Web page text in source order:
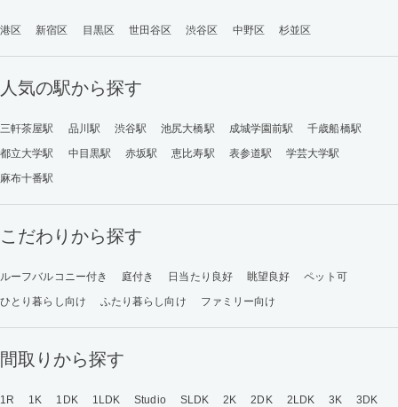
港区 新宿区 目黒区 世田谷区 渋谷区 中野区 杉並区
人気の駅から探す
三軒茶屋駅 品川駅 渋谷駅 池尻大橋駅 成城学園前駅
千歳船橋駅
都立大学駅
中目黒駅 赤坂駅 恵比寿駅 表参道駅
学芸大学駅
麻布十番駅
こだわりから探す
ルーフバルコニー付き 庭付き 日当たり良好 眺望良好
ペット可
ひとり暮らし向け
ふたり暮らし向け ファミリー向け
間取りから探す
1R 1K 1DK 1LDK Studio SLDK 2K 2DK 2LDK 3K
3DK